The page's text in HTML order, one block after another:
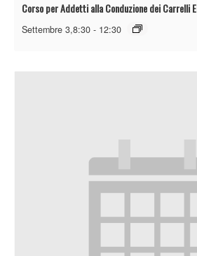
Corso per Addetti alla Conduzione dei Carrelli
Settembre 3,8:30 - 12:30